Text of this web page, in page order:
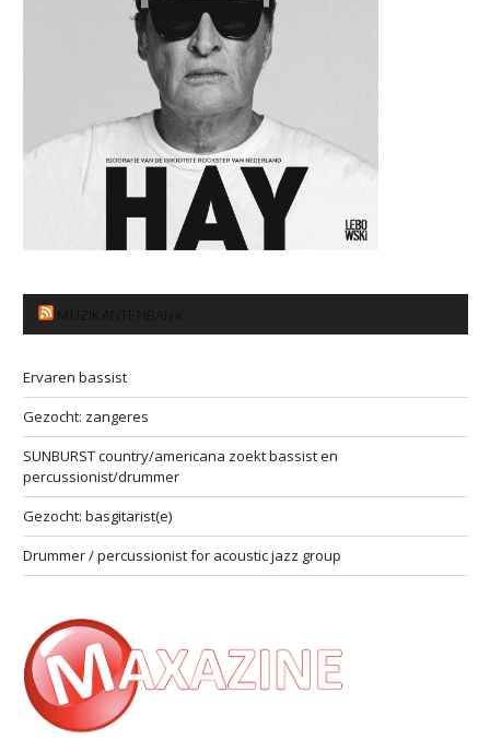
Ervaren bassist
Gezocht: zangeres
SUNBURST country/americana zoekt bassist en
percussionist/drummer
Gezocht: basgitarist(e)
Drummer / percussionist for acoustic jazz group